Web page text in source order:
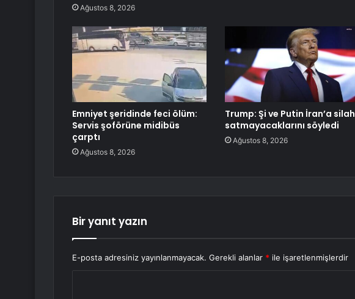
Ağustos 8, 2026
Emniyet şeridinde feci ölüm:
Servis şoförüne midibüs
çarptı
Ağustos 8, 2026
Trump: Şi ve Putin İran’a silah
satmayacaklarını söyledi
Ağustos 8, 2026
Bir yanıt yazın
E-posta adresiniz yayınlanmayacak. Gerekli alanlar * ile işaretlenmişlerdir